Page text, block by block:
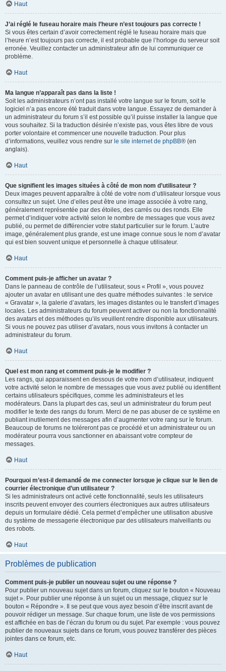
Haut
J’ai réglé le fuseau horaire mais l’heure n’est toujours pas correcte !
Si vous êtes certain d’avoir correctement réglé le fuseau horaire mais que
l’heure n’est toujours pas correcte, il est probable que l’horloge du serveur soit
erronée. Veuillez contacter un administrateur afin de lui communiquer ce
problème.
Haut
Ma langue n’apparaît pas dans la liste !
Soit les administrateurs n’ont pas installé votre langue sur le forum, soit le
logiciel n’a pas encore été traduit dans votre langue. Essayez de demander à
un administrateur du forum s’il est possible qu’il puisse installer la langue que
vous souhaitez. Si la traduction désirée n’existe pas, vous êtes libre de vous
porter volontaire et commencer une nouvelle traduction. Pour plus
d’informations, veuillez vous rendre sur le site internet de phpBB® (en
anglais).
Haut
Que signifient les images situées à côté de mon nom d’utilisateur ?
Deux images peuvent apparaître à côté de votre nom d’utilisateur lorsque vous
consultez un sujet. Une d’elles peut être une image associée à votre rang,
généralement représentée par des étoiles, des carrés ou des ronds. Elle
permet d’indiquer votre activité selon le nombre de messages que vous avez
publié, ou permet de différencier votre statut particulier sur le forum. L’autre
image, généralement plus grande, est une image connue sous le nom d’avatar
qui est bien souvent unique et personnelle à chaque utilisateur.
Haut
Comment puis-je afficher un avatar ?
Dans le panneau de contrôle de l’utilisateur, sous « Profil », vous pouvez
ajouter un avatar en utilisant une des quatre méthodes suivantes : le service
« Gravatar », la galerie d’avatars, les images distantes ou le transfert d’images
locales. Les administrateurs du forum peuvent activer ou non la fonctionnalité
des avatars et des méthodes qu’ils veuillent rendre disponible aux utilisateurs.
Si vous ne pouvez pas utiliser d’avatars, nous vous invitons à contacter un
administrateur du forum.
Haut
Quel est mon rang et comment puis-je le modifier ?
Les rangs, qui apparaissent en dessous de votre nom d’utilisateur, indiquent
votre activité selon le nombre de messages que vous avez publié ou identifient
certains utilisateurs spécifiques, comme les administrateurs et les
modérateurs. Dans la plupart des cas, seul un administrateur du forum peut
modifier le texte des rangs du forum. Merci de ne pas abuser de ce système en
publiant inutilement des messages afin d’augmenter votre rang sur le forum.
Beaucoup de forums ne toléreront pas ce procédé et un administrateur ou un
modérateur pourra vous sanctionner en abaissant votre compteur de
messages.
Haut
Pourquoi m’est-il demandé de me connecter lorsque je clique sur le lien de
courrier électronique d’un utilisateur ?
Si les administrateurs ont activé cette fonctionnalité, seuls les utilisateurs
inscrits peuvent envoyer des courriers électroniques aux autres utilisateurs
depuis un formulaire dédié. Cela permet d’empêcher une utilisation abusive
du système de messagerie électronique par des utilisateurs malveillants ou
des robots.
Haut
Problèmes de publication
Comment puis-je publier un nouveau sujet ou une réponse ?
Pour publier un nouveau sujet dans un forum, cliquez sur le bouton « Nouveau
sujet ». Pour publier une réponse à un sujet ou un message, cliquez sur le
bouton « Répondre ». Il se peut que vous ayez besoin d’être inscrit avant de
pouvoir rédiger un message. Sur chaque forum, une liste de vos permissions
est affichée en bas de l’écran du forum ou du sujet. Par exemple : vous pouvez
publier de nouveaux sujets dans ce forum, vous pouvez transférer des pièces
jointes dans ce forum, etc.
Haut